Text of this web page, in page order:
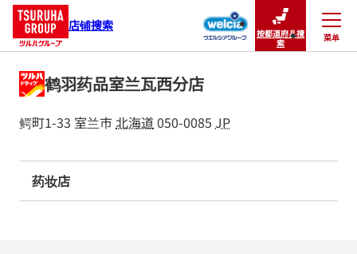
店铺搜索
按都道府县搜
索
菜单
关闭
鹤羽药品室兰瓦西分店
鳄町1-33 室兰市北海道 050-0085 JP
药妆店